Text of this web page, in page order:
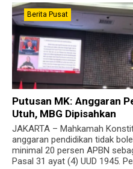
Berita Pusat
Putusan MK: Anggaran
Utuh, MBG Dipisahkan
JAKARTA – Mahkamah
anggaran pendidikan tidak
minimal 20 persen APBN
Pasal 31 ayat (4) UUD 1945.